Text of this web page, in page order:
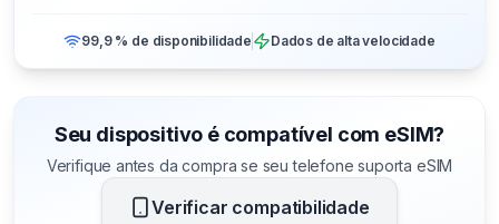
99,9 % de disponibilidade Dados de alta velocidade
Seu dispositivo é compatível com eSIM?
Verifique antes da compra se seu telefone suporta eSIM
Verificar compatibilidade